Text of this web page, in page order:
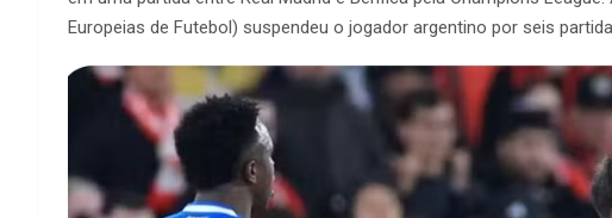
Europeias de Futebol) suspendeu o jogador argentino por seis